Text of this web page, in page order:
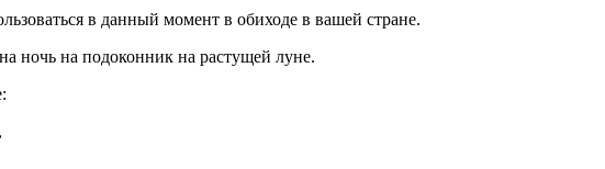
в данный момент в обиходе в вашей стране.
ночь на подоконник на растущей луне.